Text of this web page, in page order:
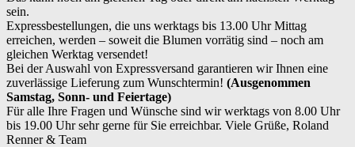
sein.
Expressbestellungen, die uns werktags bis 13.00 Uhr Mittag
erreichen, werden – soweit die Blumen vorrätig sind – noch am
gleichen Werktag versendet!
Bei der Auswahl von Expressversand garantieren wir Ihnen eine
zuverlässige Lieferung zum Wunschtermin! (Ausgenommen
Samstag, Sonn- und Feiertage)
Für alle Ihre Fragen und Wünsche sind wir werktags von 8.00 Uhr
bis 19.00 Uhr sehr gerne für Sie erreichbar. Viele Grüße, Roland
Renner & Team